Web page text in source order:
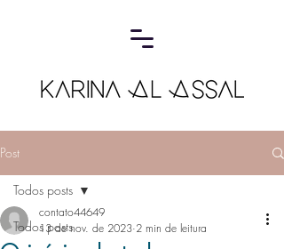
Post
Todos posts
Todos posts
contato44649
13 de nov. de 2023 2 min de leitura